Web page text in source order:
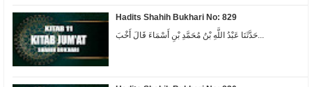
Hadits Shahih Bukhari No: 829